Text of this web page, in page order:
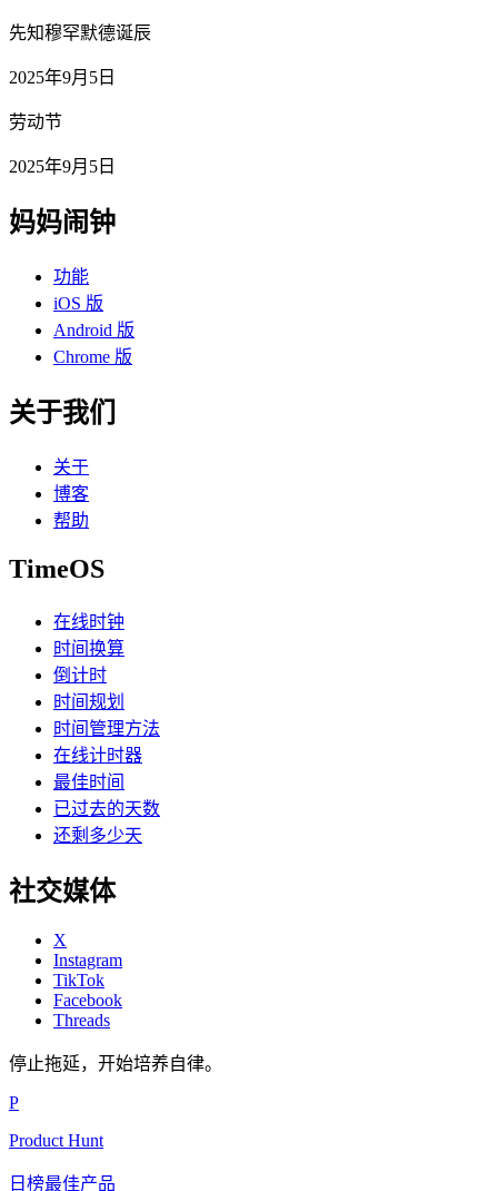
先知穆罕默德诞辰
2025年9月5日
劳动节
2025年9月5日
妈妈闹钟
功能
iOS 版
Android 版
Chrome 版
关于我们
关于
博客
帮助
TimeOS
在线时钟
时间换算
倒计时
时间规划
时间管理方法
在线计时器
最佳时间
已过去的天数
还剩多少天
社交媒体
X
Instagram
TikTok
Facebook
Threads
停止拖延，开始培养自律。
P
Product Hunt
日榜最佳产品